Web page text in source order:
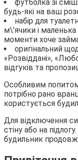
футболка зі
будь-які на ваш
набір для
м\’ячики і
моменти хоче
оригінальний
«Розвіддані»,
відгуків та
Особливим попитом
потрібно рано
користується
Для відключення
стіну або на
будильник